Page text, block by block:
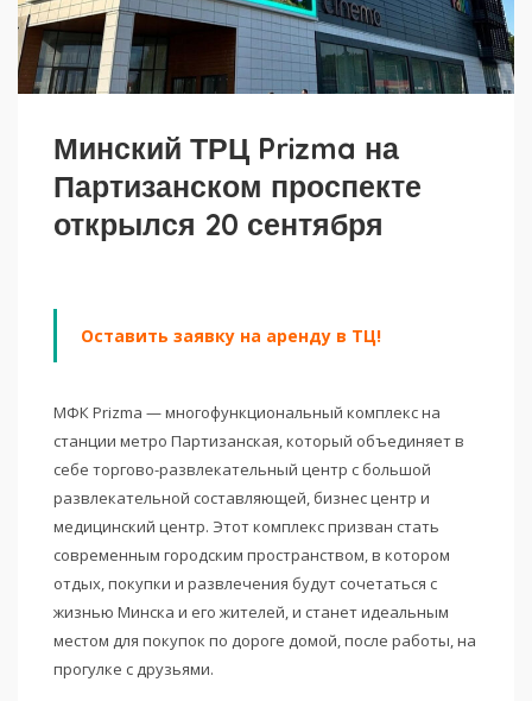
Минский ТРЦ Prizma на
Партизанском проспекте
открылся 20 сентября
Оставить заявку на аренду в ТЦ!
МФК Prizma — многофункциональный комплекс на
станции метро Партизанская, который объединяет в
себе торгово-развлекательный центр с большой
развлекательной составляющей, бизнес центр и
медицинский центр. Этот комплекс призван стать
современным городским пространством, в котором
отдых, покупки и развлечения будут сочетаться с
жизнью Минска и его жителей, и станет идеальным
местом для покупок по дороге домой, после работы, на
прогулке с друзьями.